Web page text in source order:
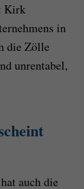
Kirk
in
die Zölle
unrentabel,
auch die